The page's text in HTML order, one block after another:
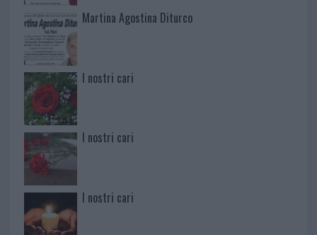
Martina Agostina Diturco
I nostri cari
I nostri cari
I nostri cari